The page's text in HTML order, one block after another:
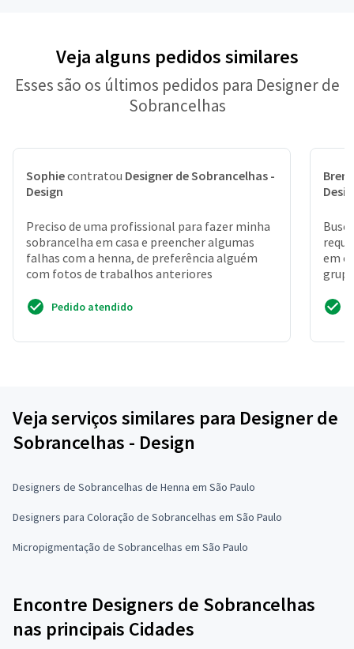
Veja alguns pedidos similares
Esses são os últimos pedidos para Designer de
Sobrancelhas
Sophiecontratou Designer de Sobrancelhas -
Design
Preciso de uma profissional para fazer minha
sobrancelha em casa e preencher algumas
falhas com a henna, de preferência alguém
com fotos de trabalhos anteriores
Pedido atendido
em
Veja serviços similares para Designer de
Sobrancelhas - Design
Designers de Sobrancelhas de Henna em São Paulo
Designers para Coloração de Sobrancelhas em São Paulo
Micropigmentação de Sobrancelhas em São Paulo
Encontre Designers de Sobrancelhas
nas principais Cidades